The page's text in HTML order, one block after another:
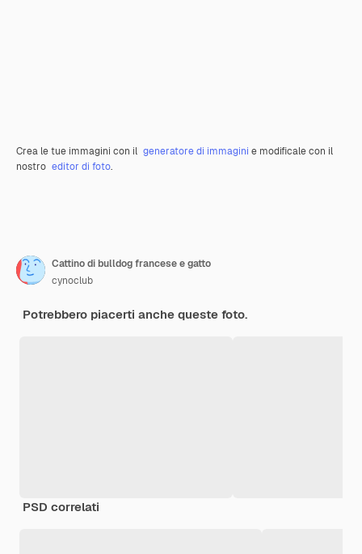
Crea le tue immagini con il generatore di immagini e modificale con il
nostro editor di foto.
Cattino di bulldog francese e gatto
cynoclub
Potrebbero piacerti anche queste foto.
PSD correlati